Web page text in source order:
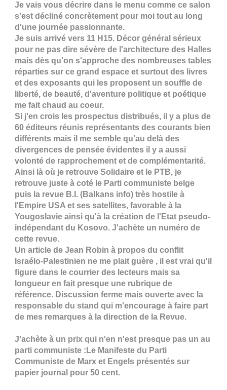
Je vais vous décrire dans le menu comme ce salon
s'est décliné concrètement pour moi tout au long
d'une journée passionnante.
Je suis arrivé vers 11 H15. Décor général sérieux
pour ne pas dire sévère de l'architecture des Halles
mais dès qu'on s'approche des nombreuses tables
réparties sur ce grand espace et surtout des livres
et des exposants qui les proposent un souffle de
liberté, de beauté, d'aventure politique et poétique
me fait chaud au coeur.
Si j'en crois les prospectus distribués, il y a plus de
60 éditeurs réunis représentants des courants bien
différents mais il me semble qu'au delà des
divergences de pensée évidentes il y a aussi
volonté de rapprochement et de complémentarité.
Ainsi là où je retrouve Solidaire et le PTB, je
retrouve juste à coté le Parti communiste belge
puis la revue B.I. (Balkans info) très hostile à
l'Empire USA et ses satellites, favorable à la
Yougoslavie ainsi qu'à la création de l'Etat pseudo-
indépendant du Kosovo. J'achète un numéro de
cette revue.
Un article de Jean Robin à propos du conflit
Israélo-Palestinien ne me plait guère , il est vrai qu'il
figure dans le courrier des lecteurs mais sa
longueur en fait presque une rubrique de
référence. Discussion ferme mais ouverte avec la
responsable du stand qui m'encourage à faire part
de mes remarques à la direction de la Revue.
J'achète à un prix qui n'en n'est presque pas un au
parti communiste :Le Manifeste du Parti
Communiste de Marx et Engels présentés sur
papier journal pour 50 cent.